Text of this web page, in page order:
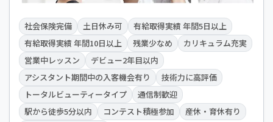
社会保険完備 土日休み可
有給取得実績 年間5日以上
有給取得実績 年間10日以上
残業少なめ
カリキュラム充実
営業中レッスン
デビュー2年目以内
アシスタント期間中の入客機会有り
技術力に高評価
トータルビューティータイプ
通信制歓迎
駅から徒歩5分以内
コンテスト積極参加
産休・育休有り